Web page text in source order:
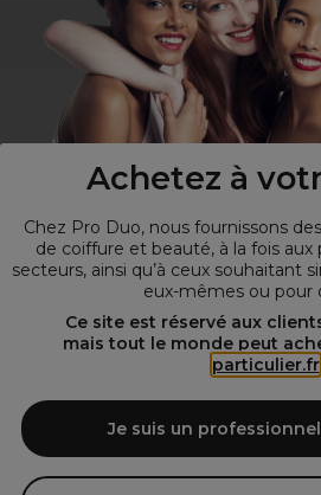
Achetez à
Chez Pro Duo, nous fournissons
de coiffure et beauté, à la fois aux
secteurs, ainsi qu’à ceux souhaitant
eux-mêmes ou pour
Ce site est réservé aux
mais tout le monde peut
particulier.fr
Je suis un
Vous n’êtes pas un
Visitez notre site pour les
Spécialiste de la coiffure et de la beauté,
large sélection de produits professionnels
Duo le fournisseur incontournable des
de beauté! Notre gamme de produits
qui sont à la recherche de produits et
matériel esthétique de qualité.